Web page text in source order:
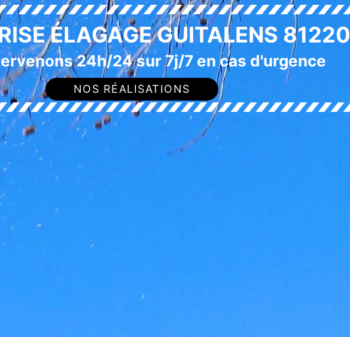
ÉLAGAGE GUITALENS 81220
24h/24 sur 7j/7 en cas d'urgence
NOS RÉALISATIONS